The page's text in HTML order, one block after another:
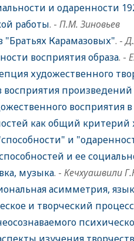
и одаренности
работы. - П.М. Зиновьев
Карамазовых". -
восприятия образа. -
художественного
восприятия
как общий критерий
и
и ее
музыка. - Кечхуашвили
асимметрия,
и творческий процесс